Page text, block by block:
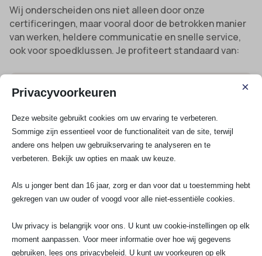
Wij onderscheiden ons niet alleen door onze
certificeringen, maar vooral door de betrokken manier
van werken, heldere communicatie en snelle service,
ook voor spoedklussen. Je profiteert standaard van:
24/7 bereikbaarheid en spoedservice
experts zijn altijd oproepbaar, dag en nacht, en
binnen korte tijd bij je op locatie.
Gegarandeerde kwaliteit: Wij werken
uitsluitend met A-merk materialen, gecertificeerde
elektriciens en verlenen schriftelijke garantie.
altijd verzekerd van actuele kennis, wettelijke
Directe beschikbaarheid: Geen ellenlange
wachttijden, ook bij grotere projecten zoals
Privacyvoorkeuren ×
Deze website gebruikt cookies om uw ervaring te verbeteren.
Sommige zijn essentieel voor de functionaliteit van de site, terwijl
andere ons helpen uw gebruikservaring te analyseren en te
verbeteren. Bekijk uw opties en maak uw keuze.
Als u jonger bent dan 16 jaar, zorg er dan voor dat u toestemming hebt
gekregen van uw ouder of voogd voor alle niet-essentiële cookies.
Uw privacy is belangrijk voor ons. U kunt uw cookie-instellingen op elk
moment aanpassen. Voor meer informatie over hoe wij gegevens
gebruiken, lees ons privacybeleid. U kunt uw voorkeuren op elk